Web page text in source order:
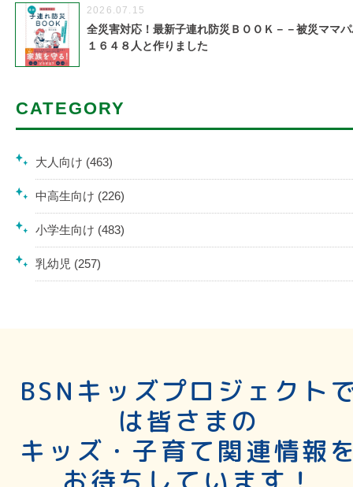
2026.07.15
全災害対応！最新子連れ防災ＢＯＯＫ－－被災ママ
１６４８人と作りました
CATEGORY
大人向け (463)
中高生向け (226)
小学生向け (483)
乳幼児 (257)
BSNキッズプロジェクト
は皆さまの
キッズ・子育て関連情報